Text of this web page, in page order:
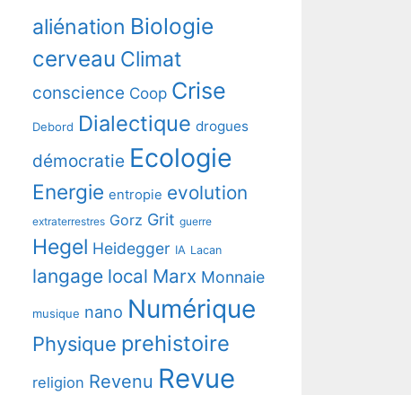
aliénation Biologie
cerveau Climat
conscience Coop Crise
Debord Dialectique drogues
démocratie Ecologie
Energie entropie evolution
extraterrestres Gorz Grit guerre
Hegel Heidegger IA Lacan
langage local Marx Monnaie
musique nano Numérique
Physique prehistoire
religion Revenu Revue